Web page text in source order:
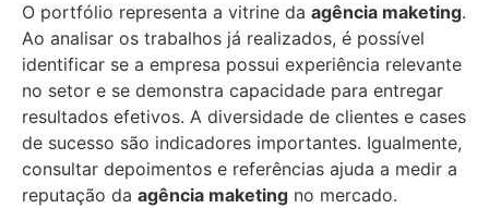
O portfólio representa a vitrine da agência maketing.
Ao analisar os trabalhos já realizados, é possível
identificar se a empresa possui experiência relevante
no setor e se demonstra capacidade para entregar
resultados efetivos. A diversidade de clientes e cases
de sucesso são indicadores importantes. Igualmente,
consultar depoimentos e referências ajuda a medir a
reputação da agência maketing no mercado.